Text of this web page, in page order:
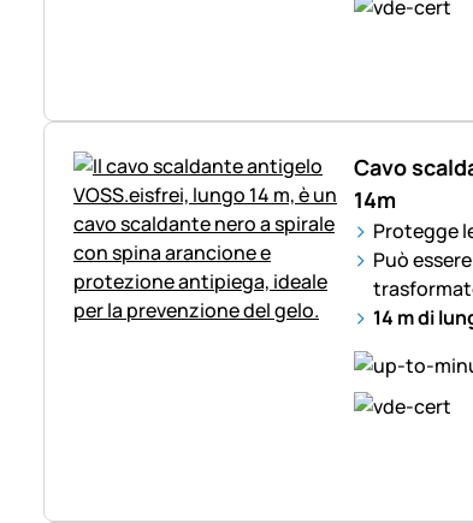
Cavo
14m
Protegge
Può
14 m di